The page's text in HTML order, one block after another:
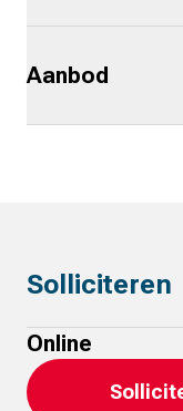
Aanbod
Solliciteren
Online